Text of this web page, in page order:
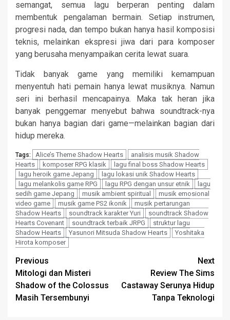
semangat, semua lagu berperan penting dalam
membentuk pengalaman bermain. Setiap instrumen,
progresi nada, dan tempo bukan hanya hasil komposisi
teknis, melainkan ekspresi jiwa dari para komposer
yang berusaha menyampaikan cerita lewat suara.
Tidak banyak game yang memiliki kemampuan
menyentuh hati pemain hanya lewat musiknya. Namun
seri ini berhasil mencapainya. Maka tak heran jika
banyak penggemar menyebut bahwa soundtrack-nya
bukan hanya bagian dari game—melainkan bagian dari
hidup mereka.
Tags: Alice’s Theme Shadow Hearts
analisis musik Shadow
Hearts
komposer RPG klasik
lagu final boss Shadow Hearts
lagu heroik game Jepang
lagu lokasi unik Shadow Hearts
lagu melankolis game RPG
lagu RPG dengan unsur etnik
lagu
sedih game Jepang
musik ambient spiritual
musik emosional
video game
musik game PS2 ikonik
musik pertarungan
Shadow Hearts
soundtrack karakter Yuri
soundtrack Shadow
Hearts Covenant
soundtrack terbaik JRPG
struktur lagu
Shadow Hearts
Yasunori Mitsuda Shadow Hearts
Yoshitaka
Hirota komposer
Continue
Reading
Previous
Mitologi dan Misteri
Shadow of the Colossus
Masih Tersembunyi
Next
Review The Sims
Castaway Serunya Hidup
Tanpa Teknologi